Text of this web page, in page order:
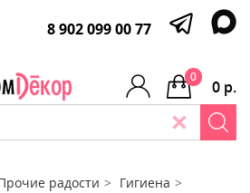
8 902 099 00 77
0 р.
0
радости
Гигиена